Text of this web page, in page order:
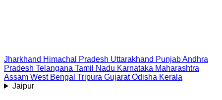
Jharkhand Himachal Pradesh Uttarakhand PunjabAndhra
Pradesh Telangana Tamil Nadu Karnataka Maharashtra
Assam West Bengal Tripura Gujarat Odisha Kerala
Jaipur